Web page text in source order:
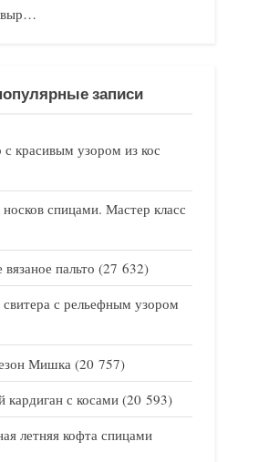
выр…
записи
с красивым узором из кос
спицами. Мастер класс
пальто (27 632)
свитера с рельефным узором
Мишка (20 757)
кардиган с косами (20 593)
летняя кофта спицами